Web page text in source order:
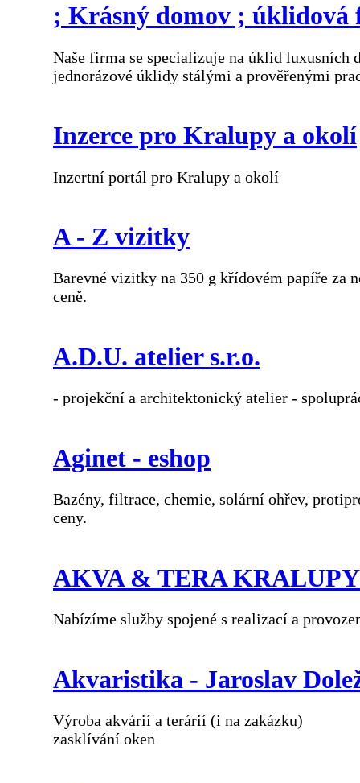
; Krásný domov ; úklidová
Naše firma se specializuje na úklid luxusních
jednorázové úklidy stálými a prověřenými
Inzerce pro Kralupy a okolí
Inzertní portál pro Kralupy a okolí
A - Z vizitky
Barevné vizitky na 350 g křídovém papíře za
ceně.
A.D.U. atelier s.r.o.
- projekční a architektonický atelier -
Aginet - eshop
Bazény, filtrace, chemie, solární ohřev,
ceny.
AKVA & TERA
Nabízíme služby spojené s realizací a
Akvaristika - Jaroslav
Výroba akvárií a terárií (i na zakázku)
zasklívání oken